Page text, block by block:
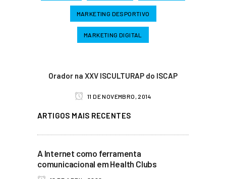
MARKETING DESPORTIVO
MARKETING DIGITAL
Orador na XXV ISCULTURAP do ISCAP
11 DE NOVEMBRO, 2014
ARTIGOS MAIS RECENTES
A Internet como ferramenta
comunicacional em Health Clubs